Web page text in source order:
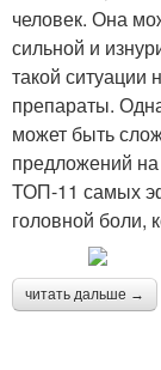
человек. Она
сильной и
такой
препараты.
может быть
предложений
ТОП-11 самых
головной боли,
читать дальше →